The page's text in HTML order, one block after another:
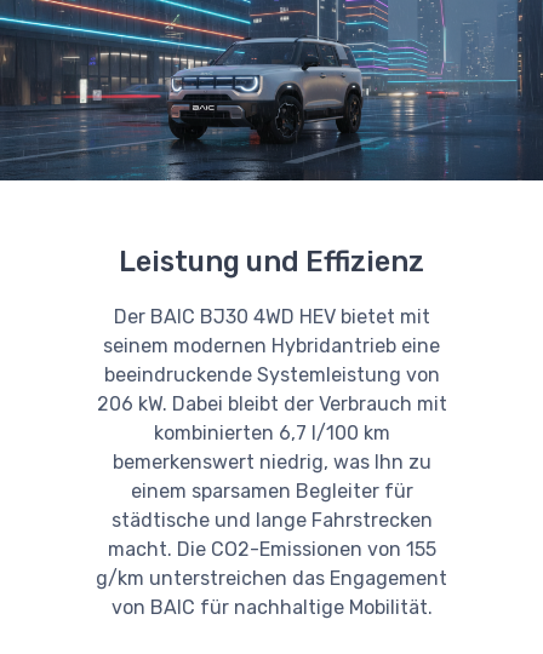
Leistung und Effizienz
Der BAIC BJ30 4WD HEV bietet mit
seinem modernen Hybridantrieb eine
beeindruckende Systemleistung von
206 kW. Dabei bleibt der Verbrauch mit
kombinierten 6,7 l/100 km
bemerkenswert niedrig, was Ihn zu
einem sparsamen Begleiter für
städtische und lange Fahrstrecken
macht. Die CO2-Emissionen von 155
g/km unterstreichen das Engagement
von BAIC für nachhaltige Mobilität.